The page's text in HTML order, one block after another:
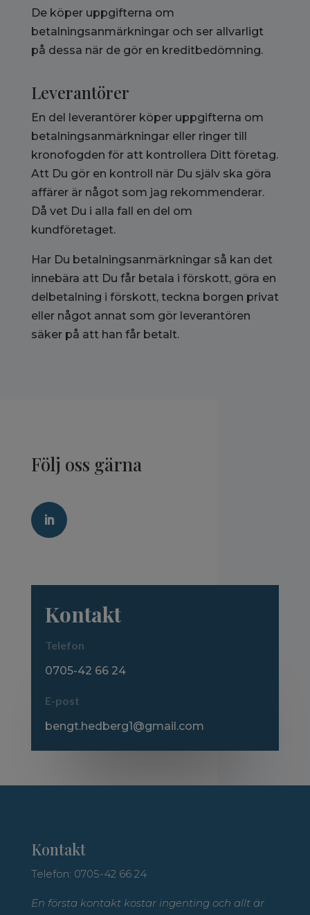
De köper uppgifterna om
betalningsanmärkningar och ser allvarligt
på dessa när de gör en kreditbedömning.
Leverantörer
En del leverantörer köper uppgifterna om
betalningsanmärkningar eller ringer till
kronofogden för att kontrollera Ditt företag.
Att Du gör en kontroll när Du själv ska göra
affärer är något som jag rekommenderar.
Då vet Du i alla fall en del om
kundföretaget.
Har Du betalningsanmärkningar så kan det
innebära att Du får betala i förskott, göra en
delbetalning i förskott, teckna borgen privat
eller något annat som gör leverantören
säker på att han får betalt.
Följ oss gärna
Kontakt
Telefon
0705-42 66 24
E-post
bengt.hedberg1@gmail.com
Kontakt
Telefon: 0705-42 66 24
En första kontakt kostar ingenting och allt är